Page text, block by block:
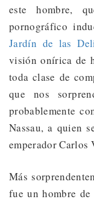
este hombre,
pornográfico
Jardín de las
visión onírica de
toda clase de
que nos
probablemente
Nassau, a quien
emperador Carlos
Más
fue un hombre de